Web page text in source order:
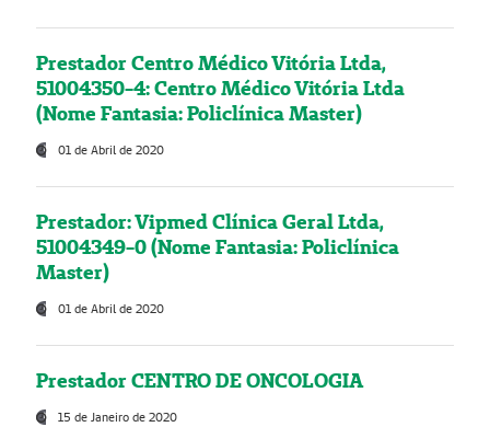
Prestador Centro Médico Vitória Ltda,
51004350-4: Centro Médico Vitória Ltda
(Nome Fantasia: Policlínica Master)
01 de Abril de 2020
Prestador: Vipmed Clínica Geral Ltda,
51004349-0 (Nome Fantasia: Policlínica
Master)
01 de Abril de 2020
Prestador CENTRO DE ONCOLOGIA
15 de Janeiro de 2020